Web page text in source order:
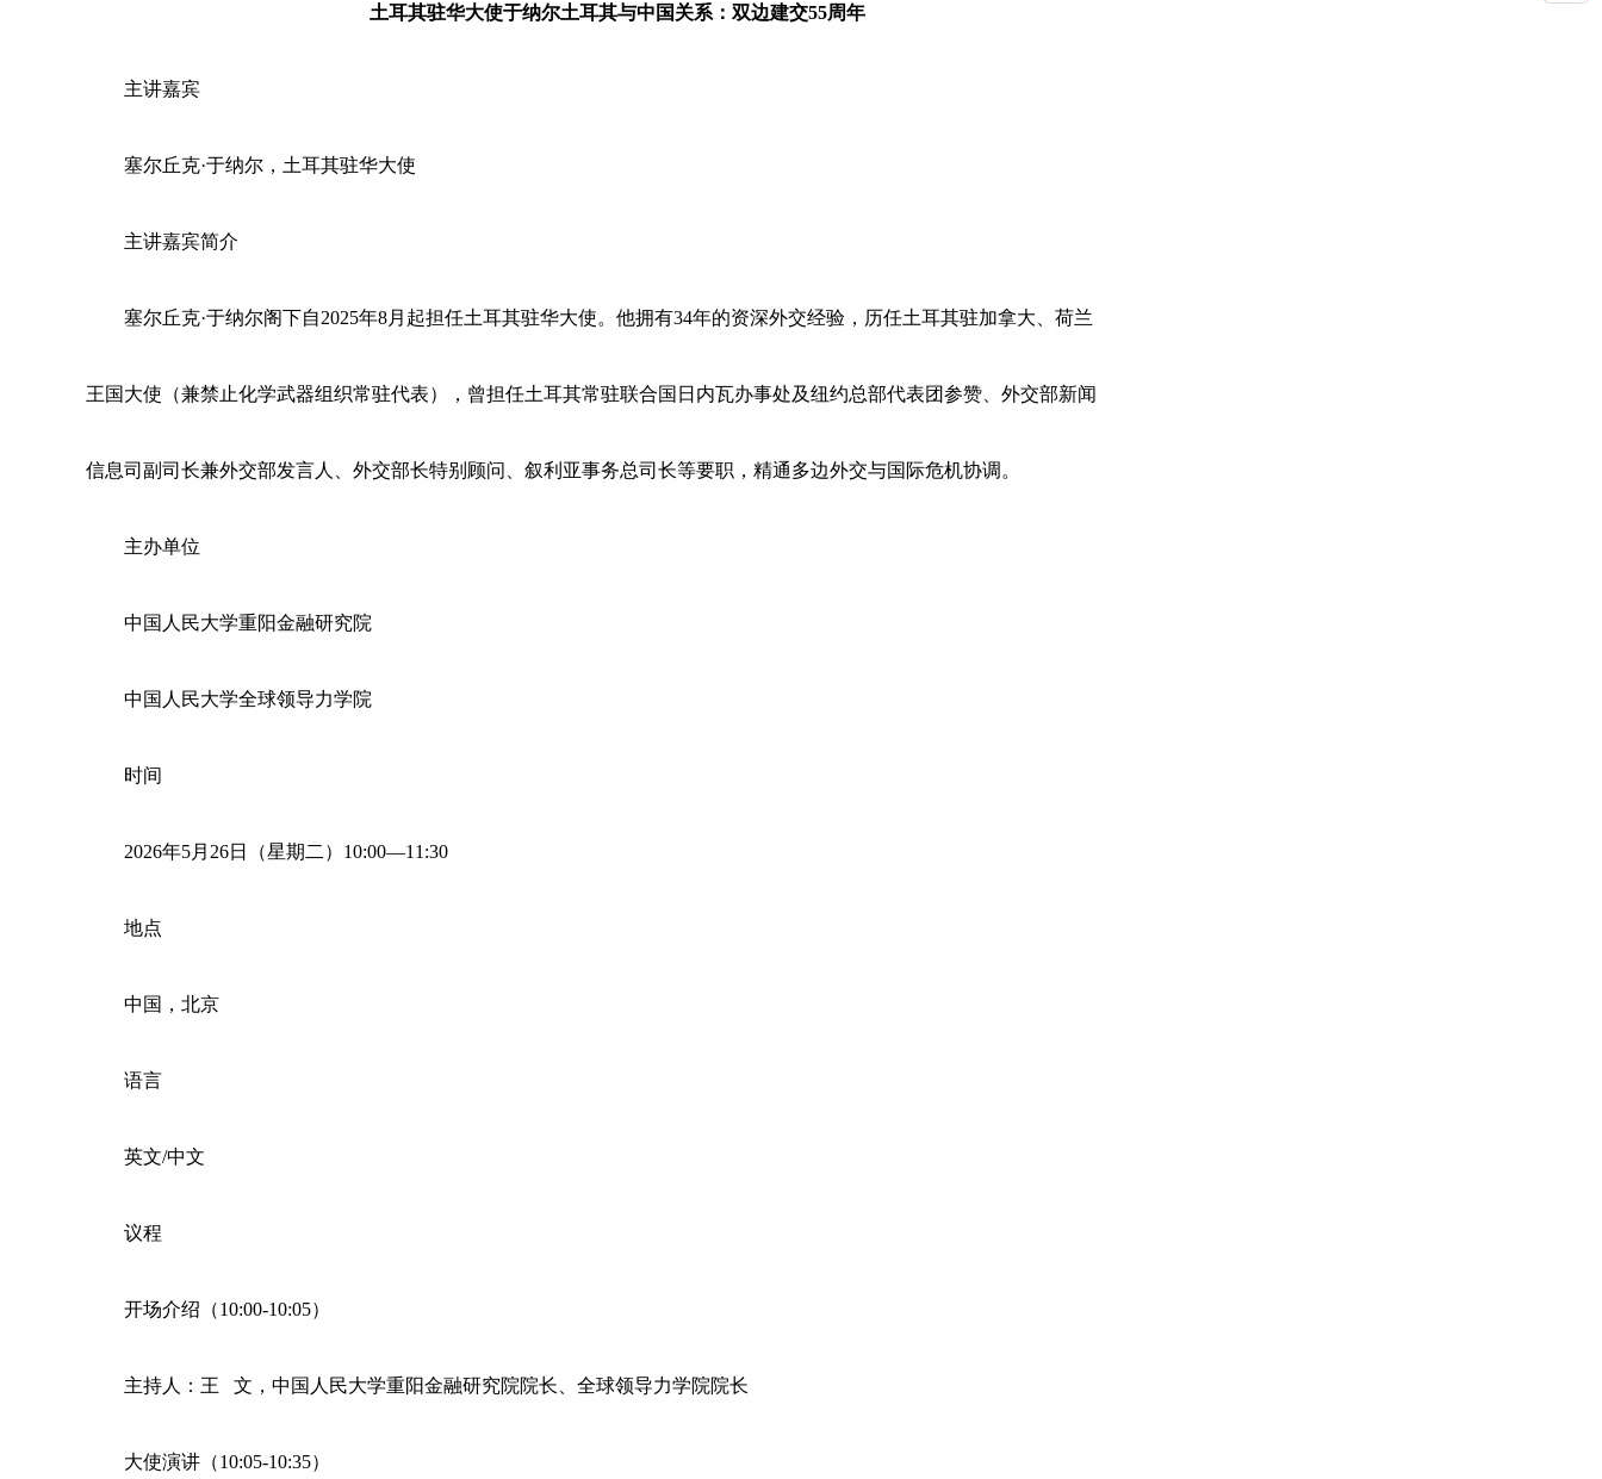
土耳其驻华大使于纳尔土耳其与中国关系：双边建交55周年
主讲嘉宾
塞尔丘克·于纳尔，土耳其驻华大使
主讲嘉宾简介
塞尔丘克·于纳尔阁下自2025年8月起担任土耳其驻华大使。他拥有34年的资深外交经验，历任土耳其驻加拿大、荷兰
王国大使（兼禁止化学武器组织常驻代表），曾担任土耳其常驻联合国日内瓦办事处及纽约总部代表团参赞、外交部新闻
信息司副司长兼外交部发言人、外交部长特别顾问、叙利亚事务总司长等要职，精通多边外交与国际危机协调。
主办单位
中国人民大学重阳金融研究院
中国人民大学全球领导力学院
时间
2026年5月26日（星期二）10:00—11:30
地点
中国，北京
语言
英文/中文
议程
开场介绍（10:00-10:05）
主持人：王 文，中国人民大学重阳金融研究院院长、全球领导力学院院长
大使演讲（10:05-10:35）